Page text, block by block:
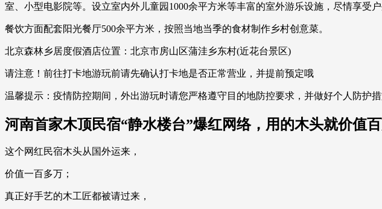
室、小型电影院等。设立室内外儿童园1000余平方米等丰富的室外游乐设施，尽情享受户
餐饮方面配套阳光餐厅500余平方米，按照当地当季的食材制作乡村创意菜。
北京森林乡居度假酒店位置：北京市房山区蒲洼乡东村(近花台景区)
请注意！前往打卡地游玩前请先确认打卡地是否正常营业，并提前预定哦
温馨提示：疫情防控期间，外出游玩时请您严格遵守目的地防控要求，并做好个人防护措
河南首家木顶民宿“静水楼台”爆红网络，用的木头就价值
这个网红民宿木头从国外运来，
价值一百多万；
真正好手艺的木工匠都被请过来，